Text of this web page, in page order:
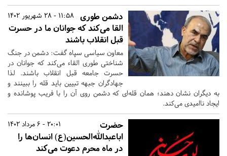
11:58 - 28 شهریور 1402
دشمن طوری
القا می‌کند که جوانان ما در حسرت
قبل انقلاب باشند
معاون سیاسی سپاه گفت: دشمن در جنگ
شناختی طوری القاء می‌کند که جوانان در
حسرت جامعه قبل انقلاب باشند. لذا
جهادگران جبهه تبیین باید قله را ببینند و
به دیگران نشان دهند؛ همان قله‌ای که دشمن روی آن را با فریب پوشانده و
ایجاد ناامیدی می‌کند.
20:01 - 6 مرداد 1402
حضرت
اباعبدالله‌الحسین(ع) انسان‌ها را
در ماه محرم دعوت می‌کند